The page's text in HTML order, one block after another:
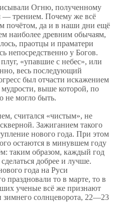
Огню, полученному
трением. Почему же всё
почётом, да и в наши дни ещё
наиболее древним обычаям,
праотцы и праматери
непосредственно у Богов.
«упавшие с небес», или
весь последующий
был отчасти искажением
выше которой, по
не могло быть.
считался «чистым», не
Зажиганием такого
нового года. При этом
остаются в минувшем году
таким образом, каждый год
добрее и лучше.
года на Руси
праздновали то в марте, то в
ученые всё же признают
солнцеворота, 22—23